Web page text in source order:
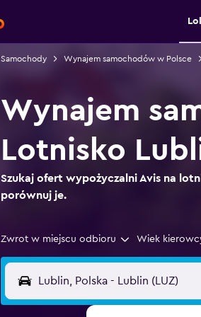
Samochody Wynajem samochodów w Polsce
Wynajem
Lotnisko
Szukaj ofert wypożyczalni Avis na
porównuj je.
Zwrot w miejscu odbioru Wiek